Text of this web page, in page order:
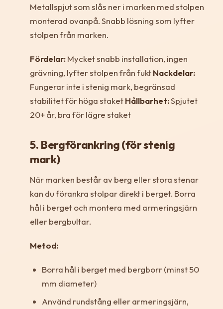
Metallspjut som slås ner i marken med stolpen
monterad ovanpå. Snabb lösning som lyfter
stolpen från marken.
Fördelar:Mycket snabb installation, ingen
grävning, lyfter stolpen från fuktNackdelar:
Fungerar inte i stenig mark, begränsad
stabilitet för höga staketHållbarhet:Spjutet
20+ år, bra för lägre staket
5. Bergförankring (för stenig
mark)
När marken består av berg eller stora stenar
kan du förankra stolpar direkt i berget. Borra
hål i berget och montera med armeringsjärn
eller bergbultar.
Metod:
Borra hål i berget med bergborr (minst 50
mm diameter)
Använd rundstång eller armeringsjärn,